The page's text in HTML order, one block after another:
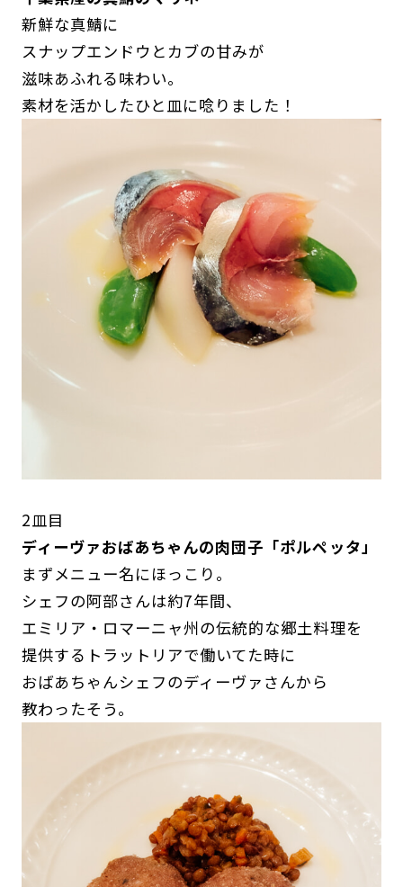
新鮮な真鯖に
スナップエンドウとカブの甘みが
滋味あふれる味わい。
素材を活かしたひと皿に唸りました！
2皿目
ディーヴァおばあちゃんの肉団子「ポルペッタ」
まずメニュー名にほっこり。
シェフの阿部さんは約7年間、
エミリア・ロマーニャ州の伝統的な郷土料理を
提供するトラットリアで働いてた時に
おばあちゃんシェフのディーヴァさんから
教わったそう。